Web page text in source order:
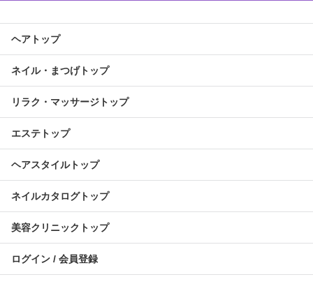
ヘアトップ
ネイル・まつげトップ
リラク・マッサージトップ
エステトップ
ヘアスタイルトップ
ネイルカタログトップ
美容クリニックトップ
ログイン / 会員登録